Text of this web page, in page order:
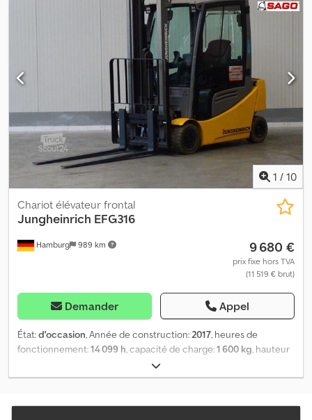
4ème distributeur, projecteurs de travail arrière, projecteurs de
travail avant, chauffage, grille de protection de charge, cabine
intégrale, rétroviseur intérieur, gyrophare, essuie-glace, Chjdpfx
1 / 10
Hamburg 989 km
Chariot élévateur frontal
Jungheinrich EFG316
9 680 €
prix fixe hors TVA
(11 519 € brut)
Demander Appel
État:d'occasion, Année de construction:2017, heures de
fonctionnement:14 099 h, capacité de charge:1 600 kg, hauteur
, type de carburant:
duplex, hauteur de construction:2 320 mm, état des pneus:50
16x6-8, poids à vide:3 416 kg, longueur totale:2 150 mm, couleur: